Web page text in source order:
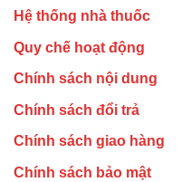
Hệ thống nhà thuốc
Quy chế hoạt động
Chính sách nội dung
Chính sách đổi trả
Chính sách giao hàng
Chính sách bảo mật